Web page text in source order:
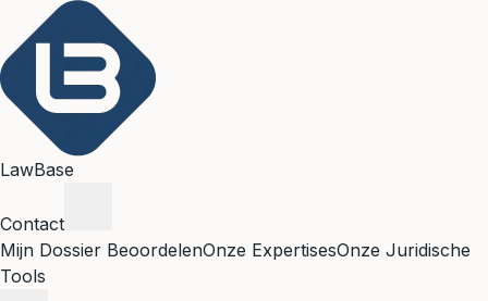
LawBase
Contact
Mijn Dossier BeoordelenOnze ExpertisesOnze Juridische
Tools